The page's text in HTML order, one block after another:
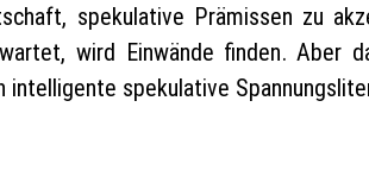
spekulative Prämissen zu
wird Einwände finden. Aber
intelligente spekulative